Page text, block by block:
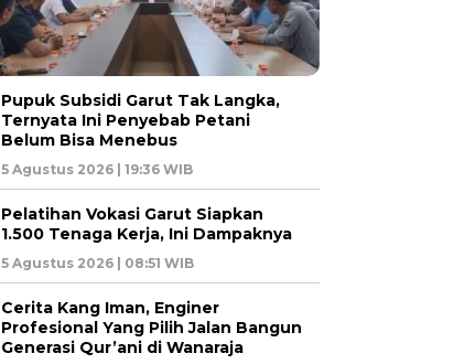
Pupuk Subsidi Garut Tak Langka,
Ternyata Ini Penyebab Petani
Belum Bisa Menebus
5 Agustus 2026 | 19:36 WIB
Pelatihan Vokasi Garut Siapkan
1.500 Tenaga Kerja, Ini Dampaknya
5 Agustus 2026 | 08:51 WIB
Cerita Kang Iman, Enginer
Profesional Yang Pilih Jalan Bangun
Generasi Qur’ani di Wanaraja